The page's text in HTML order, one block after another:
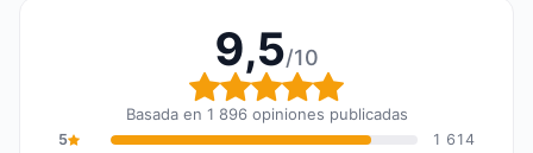
9,5/10
Calificación global: 9,5
Basada en 1 896 opiniones publicadas
5
1 614